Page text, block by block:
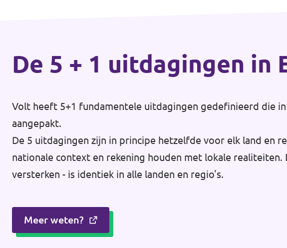
Word actief!
Vacatures
Word lid!
De 5 + 1 uitdagingen in
Volt heeft 5+1 fundamentele uitdagingen gedefinieerd die
aangepakt.
De 5 uitdagingen zijn in principe hetzelfde voor elk land en
nationale context en rekening houden met lokale
versterken - is identiek in alle landen en regio's.
Meer weten?